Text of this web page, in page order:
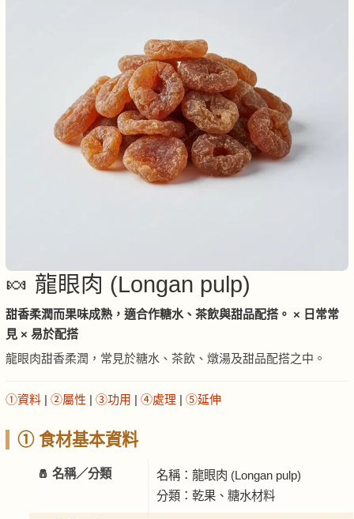
🍬 龍眼肉 (Longan pulp)
甜香柔潤而果味成熟，適合作糖水、茶飲與甜品配搭。 × 日常常
見 × 易於配搭
龍眼肉甜香柔潤，常見於糖水、茶飲、燉湯及甜品配搭之中。
①資料 | ②屬性 | ③功用 | ④處理 | ⑤延伸
① 食材基本資料
🧂 名稱／分類
名稱：龍眼肉 (Longan pulp)
分類：乾果、糖水材料